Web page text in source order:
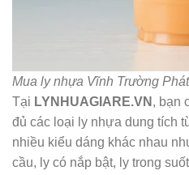
Mua ly nhựa Vĩnh Trường
Tại LYNHUAGIARE.VN , bạn
đủ các loại ly nhựa dung tích
nhiều kiểu dáng khác nhau
cầu, ly có nắp bật, ly trong